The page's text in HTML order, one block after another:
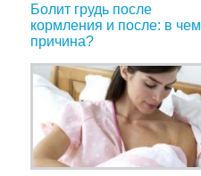
Болит грудь после
кормления и после: в чем
причина?